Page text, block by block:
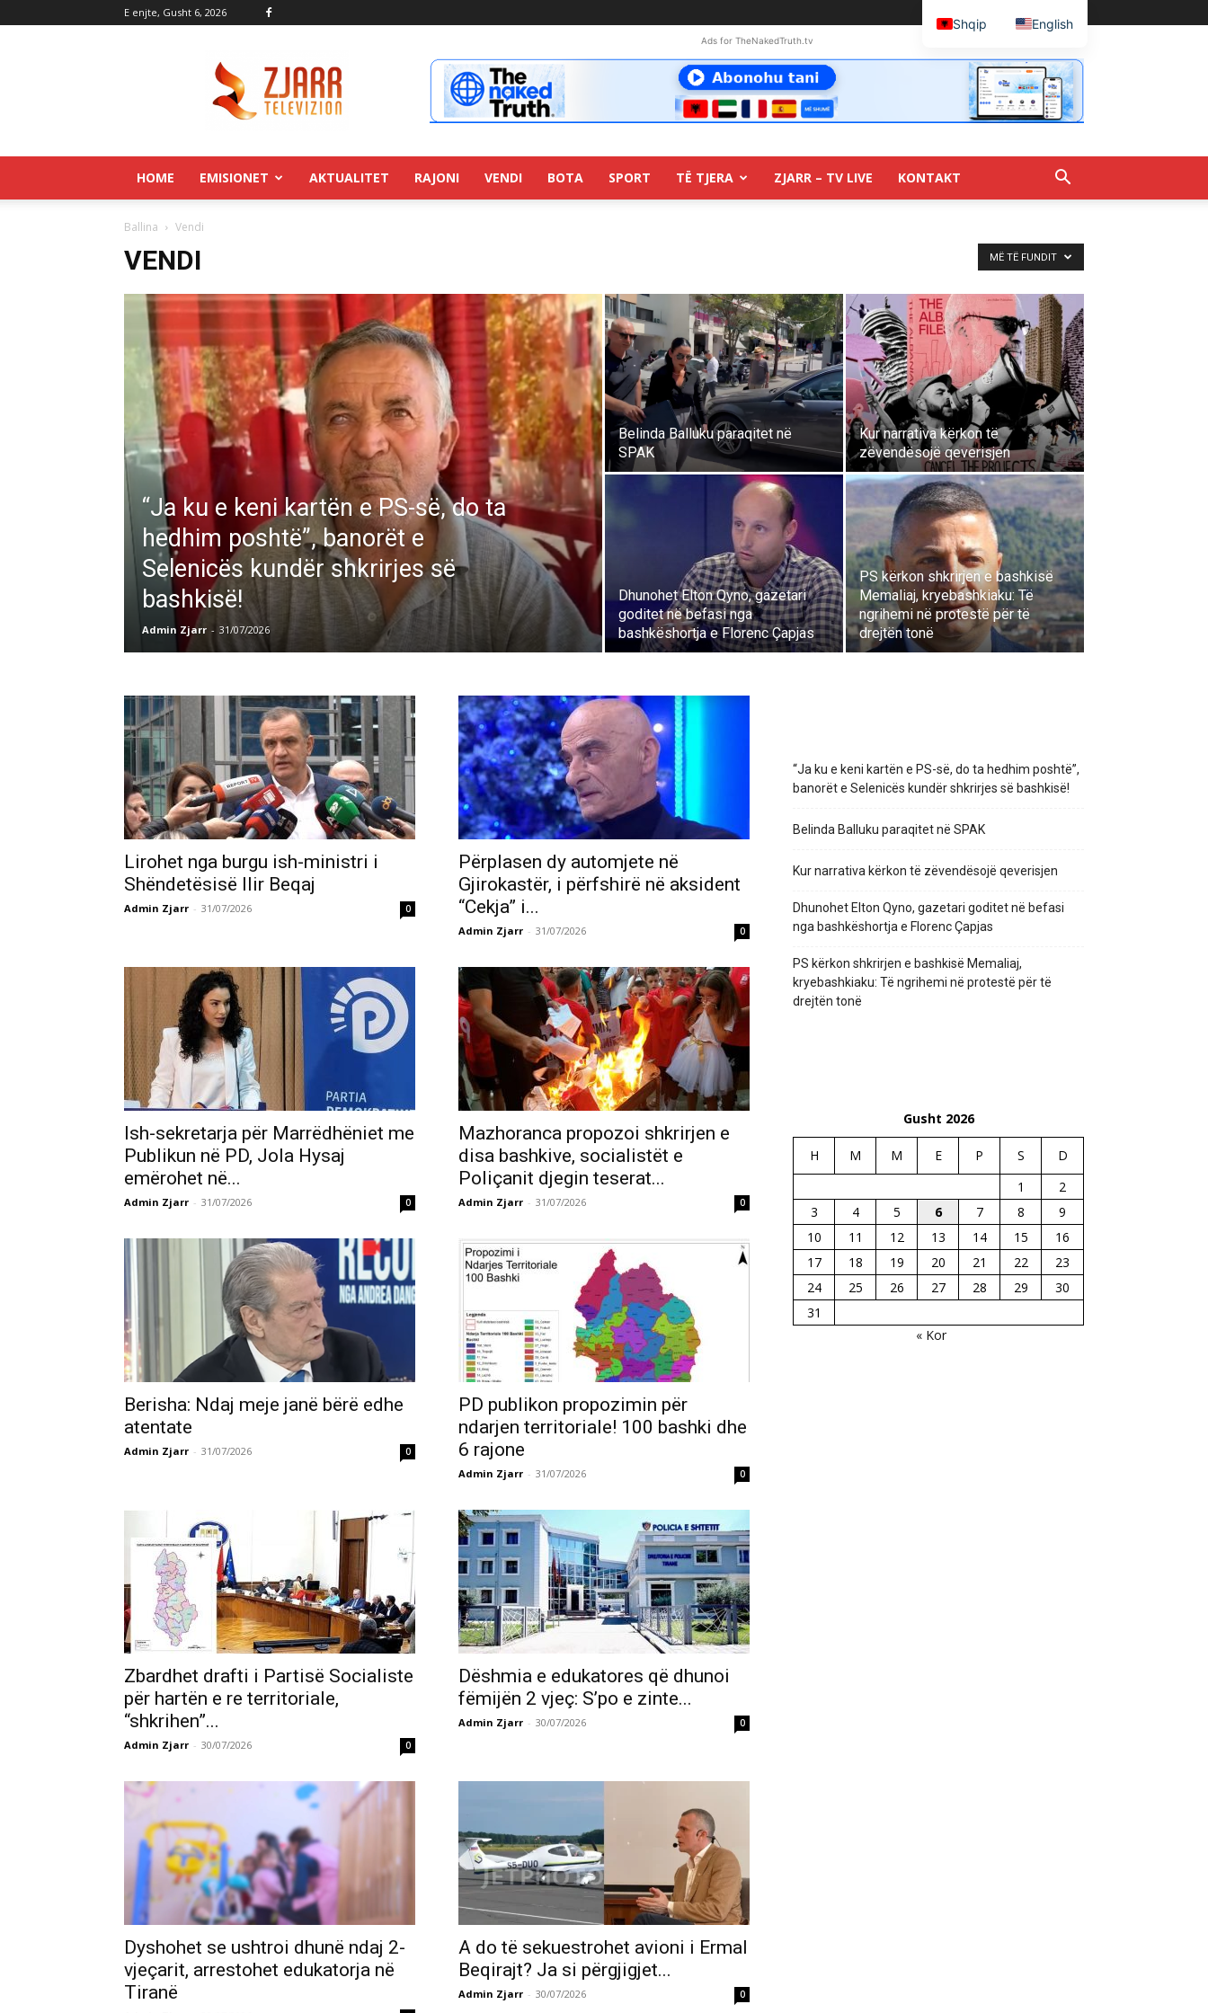
E enjte, Gusht 6, 2026
Ads for TheNakedTruth.tv
HOME EMISIONET AKTUALITET RAJONI VENDI BOTA SPORT TË TJERA ZJARR – TV LIVE KONTAKT
Ballina Vendi
VENDI MË TË FUNDIT
“Ja ku e keni kartën e PS-së, do ta
hedhim poshtë”, banorët e
Selenicës kundër shkrirjes së
bashkisë!
Admin Zjarr - 31/07/2026
Belinda Balluku paraqitet në
SPAK
Kur narrativa kërkon të
zëvendësojë qeverisjen
Dhunohet Elton Qyno, gazetari
goditet në befasi nga
bashkëshortja e Florenc Çapjas
PS kërkon shkrirjen e bashkisë
Memaliaj, kryebashkiaku: Të
ngrihemi në protestë për të
drejtën tonë
Lirohet nga burgu ish-ministri i
Shëndetësisë Ilir Beqaj
Admin Zjarr - 31/07/2026 0
Përplasen dy automjete në
Gjirokastër, i përfshirë në aksident
“Cekja” i...
Admin Zjarr - 31/07/2026 0
Ish-sekretarja për Marrëdhëniet me
Publikun në PD, Jola Hysaj
emërohet në...
Admin Zjarr - 31/07/2026 0
Mazhoranca propozoi shkrirjen e
disa bashkive, socialistët e
Poliçanit djegin teserat...
Admin Zjarr - 31/07/2026 0
Berisha: Ndaj meje janë bërë edhe
atentate
Admin Zjarr - 31/07/2026 0
PD publikon propozimin për
ndarjen territoriale! 100 bashki dhe
6 rajone
Admin Zjarr - 31/07/2026 0
Zbardhet drafti i Partisë Socialiste
për hartën e re territoriale,
“shkrihen”...
Admin Zjarr - 30/07/2026 0
Dëshmia e edukatores që dhunoi
fëmijën 2 vjeç: S’po e zinte...
Admin Zjarr - 30/07/2026 0
Dyshohet se ushtroi dhunë ndaj 2-
vjeçarit, arrestohet edukatorja në
Tiranë
A do të sekuestrohet avioni i Ermal
Beqirajt? Ja si përgjigjet...
Admin Zjarr - 30/07/2026 0
“Ja ku e keni kartën e PS-së, do ta hedhim poshtë”,
banorët e Selenicës kundër shkrirjes së bashkisë!
Belinda Balluku paraqitet në SPAK
Kur narrativa kërkon të zëvendësojë qeverisjen
Dhunohet Elton Qyno, gazetari goditet në befasi
nga bashkëshortja e Florenc Çapjas
PS kërkon shkrirjen e bashkisë Memaliaj,
kryebashkiaku: Të ngrihemi në protestë për të
drejtën tonë
Gusht 2026
H M M E P S
D
1
2
3
4 5 6 7 8
9
10
11 12 13 14 15
16
17
18 19 20 21 22
23
24
25 26 27 28 29
30
31
« Kor
Shqip English